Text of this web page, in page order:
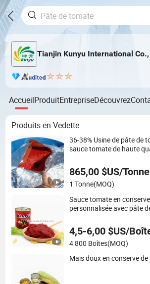
Tianjin Kunyu International
AccueilProduitEntrepriseDécouvrez
Produits en Vedette
36-38% Usine de pâte de
sauce tomate de haute
865,00 $US/Tonne
1 Tonne(MOQ)
Sauce tomate en
personnalisée avec pâte
4,5-6,00 $US/
4 800 Boîtes(MOQ)
Maïs doux en conserve